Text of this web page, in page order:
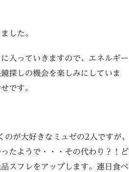
した。
入っていきますので、エネルギー
探しの機会を楽しみにしていま
です。
が大好きなミュゼの2人ですが、
たようで・・・その代わり？！ど
スフレをアップします。連日食べ